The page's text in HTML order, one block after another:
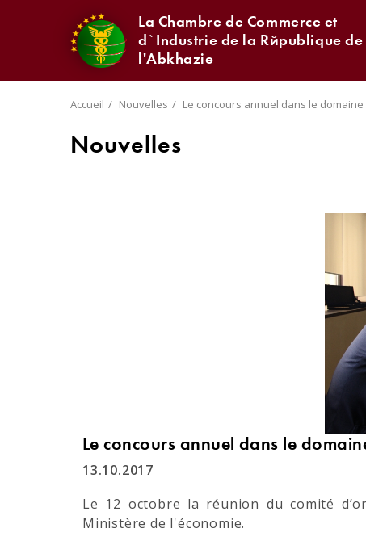
La Chambre de Commerce et
d`Industrie de la République de
l'Abkhazie
Accueil Nouvelles Le concours annuel dans le
Nouvelles
Le concours annuel dans le
13.10.2017
Le 12 octobre la réunion du comité
Ministère de l'économie.